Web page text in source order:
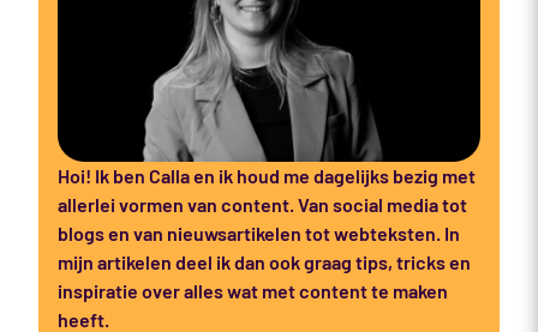
Hoi! Ik ben Calla en ik houd me dagelijks bezig met
allerlei vormen van content. Van social media tot
blogs en van nieuwsartikelen tot webteksten. In
mijn artikelen deel ik dan ook graag tips, tricks en
inspiratie over alles wat met content te maken
heeft.